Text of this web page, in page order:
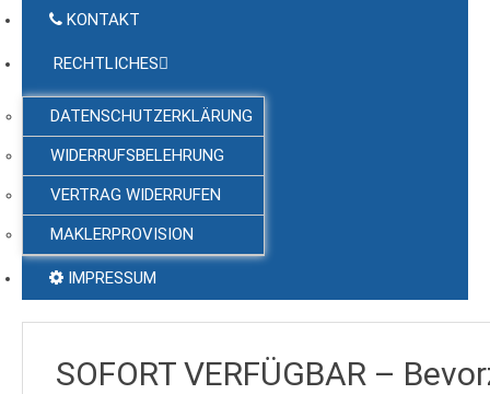
KONTAKT
RECHTLICHES
DATENSCHUTZERKLÄRUNG
WIDERRUFSBELEHRUNG
VERTRAG WIDERRUFEN
MAKLERPROVISION
IMPRESSUM
SOFORT VERFÜGBAR –